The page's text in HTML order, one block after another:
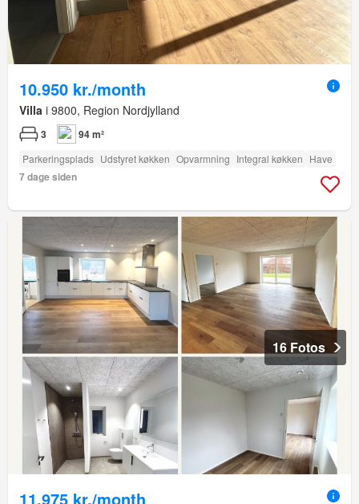
10.950 kr./month
Villa i 9800, Region Nordjylland
3 94 m²
Parkeringsplads Udstyret køkken Opvarmning Integral køkken Have
7 dage siden
16 Fotos
11.975 kr./month